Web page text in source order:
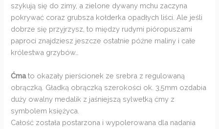
szykują się do zimy, a zielone dywany mchu zaczyna
pokrywać coraz grubsza kołderka opadłych liści. Ale jeśli
dobrze się przyjrzysz, to między rudymi pióropuszami
paproci znajdziesz jeszcze ostatnie późne maliny i całe
królestwa grzybów…
Ćmato okazały pierścionek ze srebra z regulowaną
obrączką. Gładką obrączką szerokości ok. 3,5mm ozdabia
duży owalny medalik z jaśniejszą sylwetką ćmy z
symbolem księżyca.
Całość została postarzona i wypolerowana dla nadania